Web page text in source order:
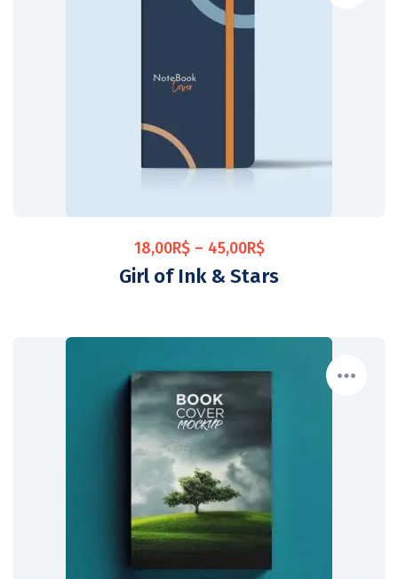
18,00R$ – 45,00R$
Girl of Ink & Stars